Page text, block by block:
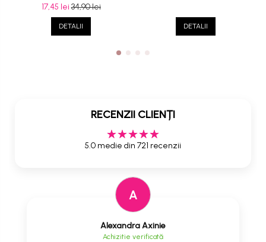
17,45 lei34,90 lei
DETALII DETALII
RECENZII CLIENȚI
5.0 medie din 721 recenzii
A
Alexandra Axinie
Achizitie verificată